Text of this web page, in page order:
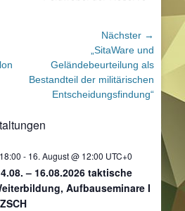
Nächster →
Beitrag:
„SitaWare und
Geländebeurteilung als
Bestandteil der militärischen
Entscheidungsfindung“
- 16. August @ 12:00 UTC+0
– 16.08.2026 taktische
Aufbauseminare I